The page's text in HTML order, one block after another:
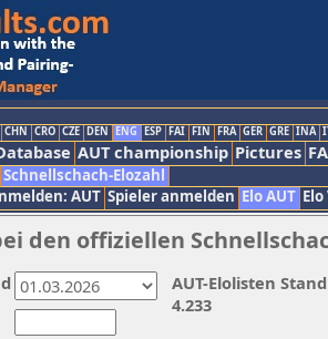
CHN CRO CZE DEN ENG ESP FAI FIN FRA GER GRE INA
AUT championship Pictures
Schnellschach-Elozahl
AUT Spieler anmelden Elo AUT
den offiziellen
AUT-Elolisten
4.233